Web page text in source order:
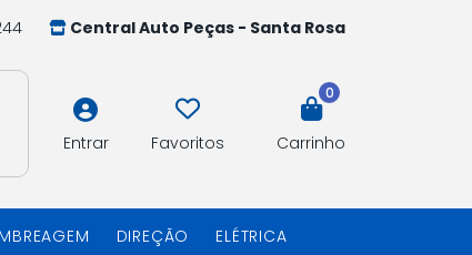
Central Auto Peças - Santa Rosa
Entrar Favoritos
0
Carrinho
DIREÇÃO ELÉTRICA